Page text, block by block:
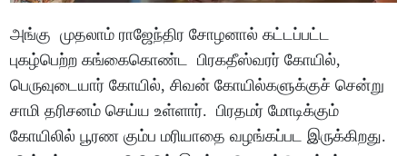
அங்கு முதலாம் ராஜேந்திர சோழனால் கட்டப்பட்ட
புகழ்பெற்ற கங்கைகொண்ட பிரகதீஸ்வரர் கோயில்,
பெருவுடையார் கோயில், சிவன் கோயில்களுக்குச் சென்று
சாமி தரிசனம் செய்ய உள்ளார். பிரதமர் மோடிக்கும்
கோயிலில் பூரண கும்ப மரியாதை வழங்கப்பட இருக்கிறது.